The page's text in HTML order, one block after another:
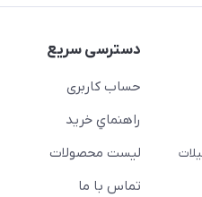
دسترسی سریع
حساب کاربری
راهنماي خريد
لیست محصولات
تماس با ما